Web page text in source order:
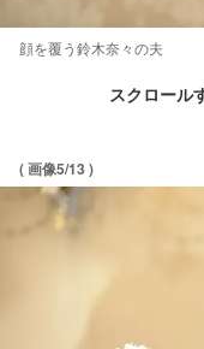
顔を覆う鈴木奈々の夫
スクロール
( 画像5/13 )